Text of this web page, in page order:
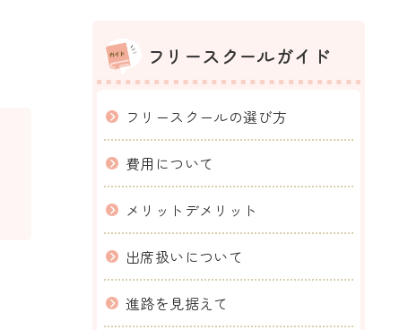
フリースクールガイド
フリースクールの選び方
費用について
メリットデメリット
出席扱いについて
進路を見据えて